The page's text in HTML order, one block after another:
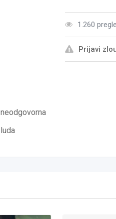
1.260
Prijavi
neodgovorna
luda